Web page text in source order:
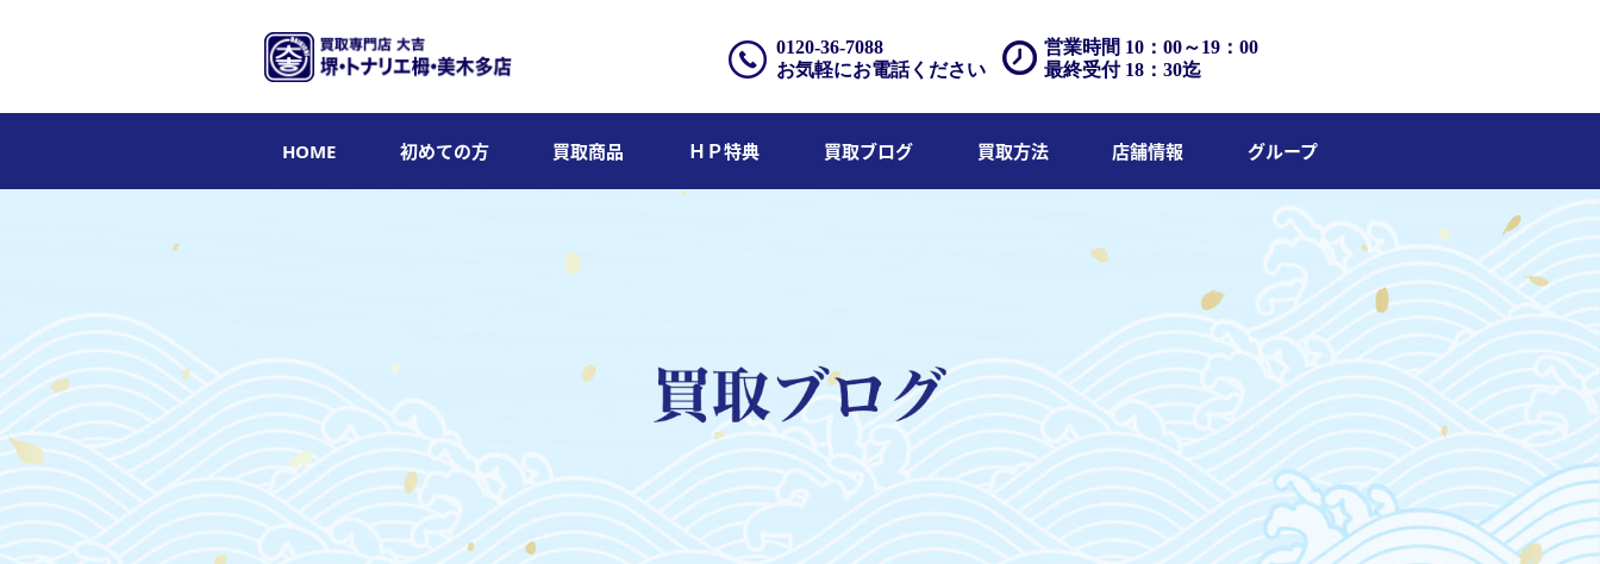
営業時間 10：00～19：00
最終受付 18：30迄
0120-36-7088
お気軽にお電話ください
HOME 初めての方 買取商品 ＨＰ特典 買取ブログ 買取方法 店舗情報 グループ